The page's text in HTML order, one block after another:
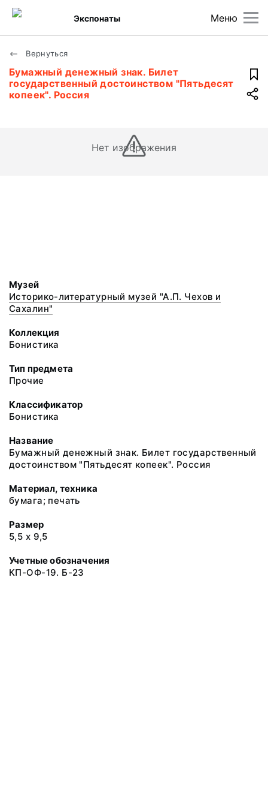
Меню
Экспонаты
Вернуться
Бумажный денежный знак. Билет
государственный достоинством "Пятьдесят
копеек". Россия
Нет изображения
Музей
Историко-литературный музей "А.П. Чехов и
Сахалин"
Коллекция
Бонистика
Тип предмета
Прочие
Классификатор
Бонистика
Название
Бумажный денежный знак. Билет государственный
достоинством "Пятьдесят копеек". Россия
Материал, техника
бумага; печать
Размер
5,5 х 9,5
Учетные обозначения
КП-ОФ-19. Б-23